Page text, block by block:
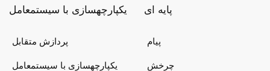
یکپارچهسازی با سیستمعامل
پردازش متقابل
یکپارچهسازی با سیستمعامل
پایه ای
پیام
چرخش